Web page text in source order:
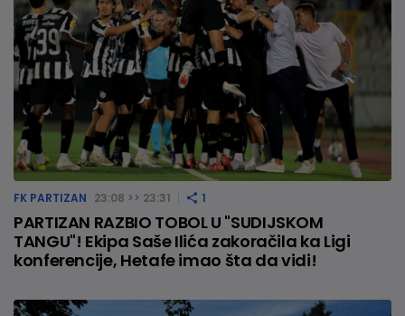
FK PARTIZAN 23:08 >> 23:31 1
PARTIZAN RAZBIO TOBOL U "SUDIJSKOM
TANGU"! Ekipa Saše Ilića zakoračila ka Ligi
konferencije, Hetafe imao šta da vidi!